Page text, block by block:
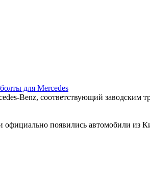
для Mercedes
соответствующий заводским
официально появились